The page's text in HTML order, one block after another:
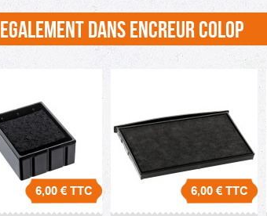
EGALEMENT DANS ENCREUR COLOP
6,00 €TTC 6,00 €TTC